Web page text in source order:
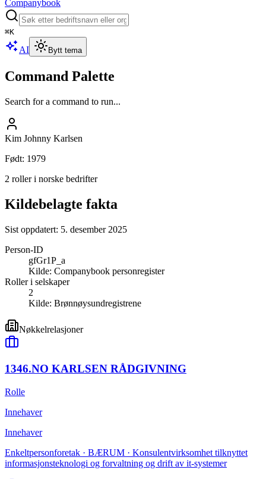
Companybook
⌘K
AI Bytt tema
Command Palette
Search for a command to run...
Kim Johnny Karlsen
Født: 1979
2 roller i norske bedrifter
Kildebelagte fakta
Sist oppdatert: 5. desember 2025
Person-ID
gfGr1P_a
Kilde: Companybook personregister
Roller i selskaper
2
Kilde: Brønnøysundregistrene
Nøkkelrelasjoner
1346.NO KARLSEN RÅDGIVNING
Rolle
Innehaver
Innehaver
Enkeltpersonforetak · BÆRUM · Konsulentvirksomhet tilknyttet
informasjonsteknologi og forvaltning og drift av it-systemer